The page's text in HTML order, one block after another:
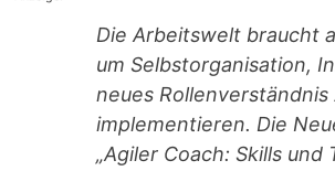
Die Arbeitswelt braucht
um Selbstorganisation,
neues Rollenverständnis
implementieren. Die
„Agiler Coach: Skills und